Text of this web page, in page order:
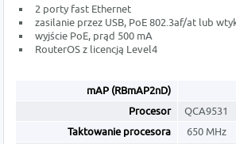
2 porty fast Ethernet
zasilanie przez USB, PoE 802.3af/at lub
wyjście PoE, prąd 500 mA
RouterOS z licencją Level4
mAP (RBmAP2nD)
Procesor
QCA9531
Taktowanie procesora
650 MHz